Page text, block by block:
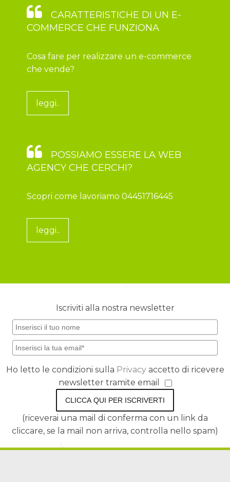
CARATTERISTICHE DI UN E-
COMMERCE CHE FUNZIONA
Cosa fare per realizzare un e-commerce
che vende?
leggi..
POSSIAMO ESSERE LA WEB
AGENCY CHE CERCHI?
Scopri come lavoriamo 04451716445
leggi..
Iscriviti alla nostra newsletter
Ho letto le condizioni sulla Privacy accetto di ricevere
newsletter tramite email
CLICCA QUI PER ISCRIVERTI
(riceverai una mail di conferma con un link da
cliccare, se la mail non arriva, controlla nello spam)